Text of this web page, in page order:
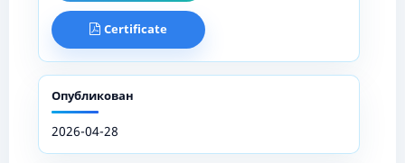
Certificate
Опубликован
2026-04-28